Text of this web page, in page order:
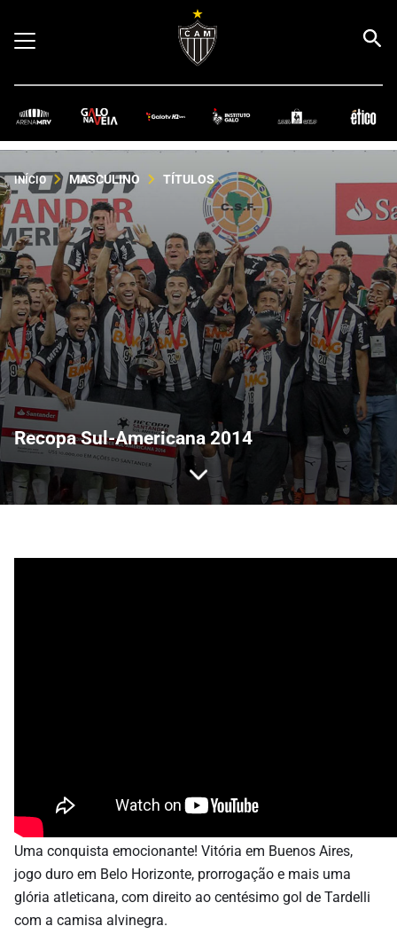
INÍCIO MASCULINO TÍTULOS
Recopa Sul-Americana 2014
Uma conquista emocionante! Vitória em Buenos Aires,
jogo duro em Belo Horizonte, prorrogação e mais uma
glória atleticana, com direito ao centésimo gol de Tardelli
com a camisa alvinegra.